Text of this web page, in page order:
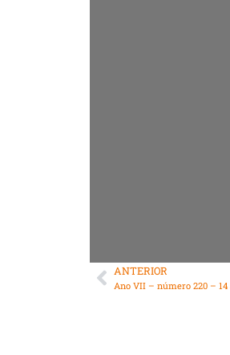
ANTERIOR
Ano VII – número 220 – 14